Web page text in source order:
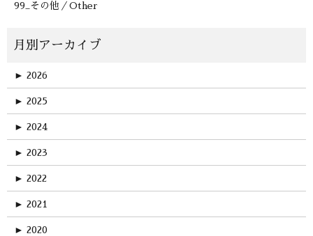
99_その他／Other
► 2026
► 2025
► 2024
► 2023
► 2022
► 2021
► 2020